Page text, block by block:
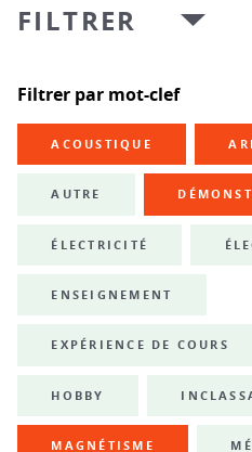
FILTRER
Filtrer par mot-clef
ACOUSTIQUE
AUTRE
ÉLECTRICITÉ
ENSEIGNEMENT
EXPÉRIENCE DE COURS
HOBBY
MAGNÉTISME